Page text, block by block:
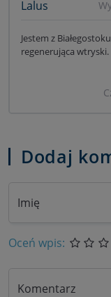
Lalus
Jestem z
regenerująca wtryski.
Dodaj
Imię
Oceń wpis:
Komentarz